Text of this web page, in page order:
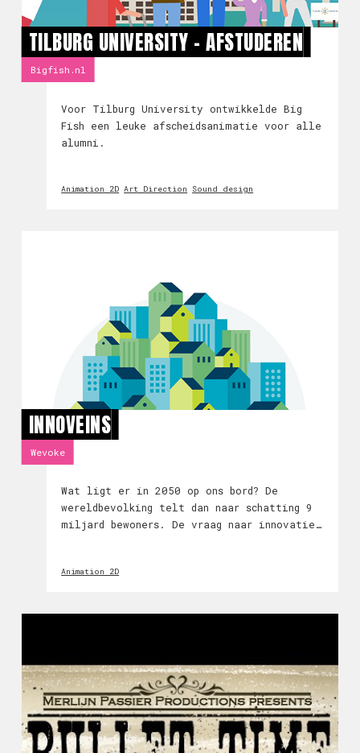
TILBURG UNIVERSITY - AFSTUDEREN
Bigfish.nl
Voor Tilburg University ontwikkelde Big
Fish een leuke afscheidsanimatie voor alle
alumni.
Animation 2D Art Direction Sound design
INNOVEINS
Wevoke
Wat ligt er in 2050 op ons bord? De
wereldbevolking telt dan naar schatting 9
miljard bewoners. De vraag naar innovatie
deze vernieuwing aan. Zij bieden een open
Animation 2D